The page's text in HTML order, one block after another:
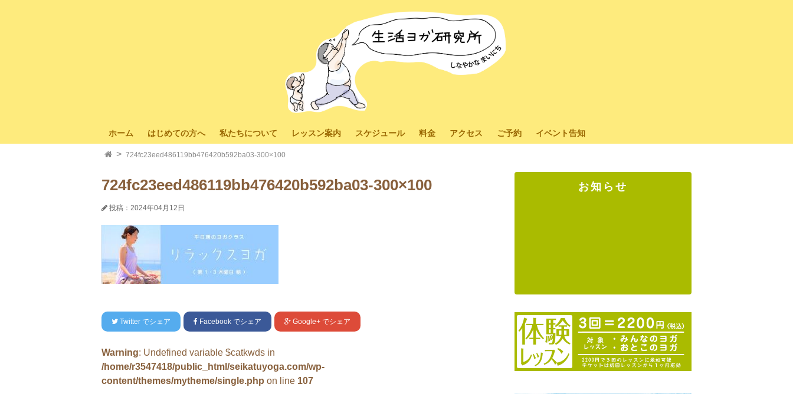
ホーム はじめての方へ 私たちについて レッスン案内 スケジュール 料金 アクセス ご予約 イベント告知
724fc23eed486119bb476420b592ba03-300×100
724fc23eed486119bb476420b592ba03-300×100
投稿：2024年04月12日
Twitter でシェア Facebook でシェア Google+ でシェア
Warning: Undefined variable $catkwds in
/home/r3547418/public_html/seikatuyoga.com/wp-
content/themes/mytheme/single.php on line 107
お知らせ